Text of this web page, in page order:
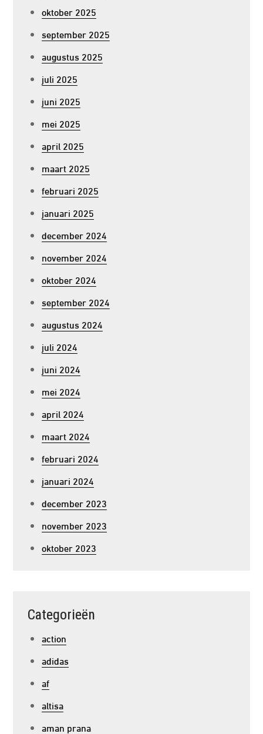
oktober 2025
september 2025
augustus 2025
juli 2025
juni 2025
mei 2025
april 2025
maart 2025
februari 2025
januari 2025
december 2024
november 2024
oktober 2024
september 2024
augustus 2024
juli 2024
juni 2024
mei 2024
april 2024
maart 2024
februari 2024
januari 2024
december 2023
november 2023
oktober 2023
Categorieën
action
adidas
af
altisa
aman prana